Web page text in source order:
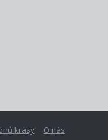
krásy
O nás